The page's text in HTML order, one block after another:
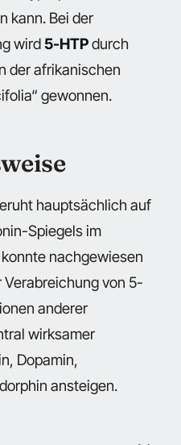
kann. Bei der
wird 5-HTPdurch
der afrikanischen
gewonnen.
hauptsächlich auf
Spiegels im
nachgewiesen
von 5-
anderer
wirksamer
Dopamin,
ansteigen.